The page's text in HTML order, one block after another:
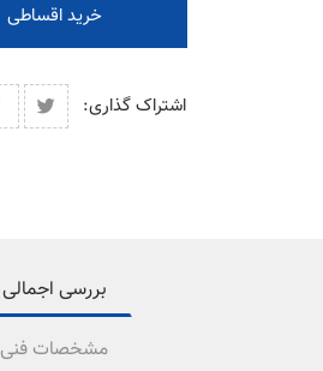
خرید اقساطی
اشتراک گذاری:
بررسی اجمالی
مشخصات فنی